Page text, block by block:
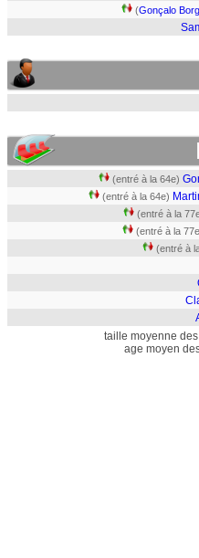
(Gonçalo
(entré à la 64e)
(entré à la 64e)
(entré à la
(entré à la
(entré à
taille moyenne
age moyen